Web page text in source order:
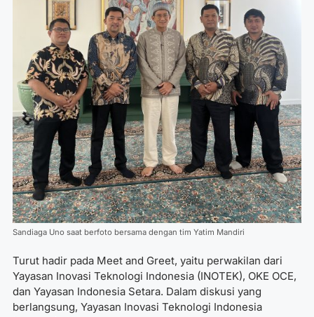
Sandiaga Uno saat berfoto bersama dengan tim Yatim Mandiri
Turut hadir pada Meet and Greet, yaitu perwakilan dari
Yayasan Inovasi Teknologi Indonesia (INOTEK), OKE OCE,
dan Yayasan Indonesia Setara. Dalam diskusi yang
berlangsung, Yayasan Inovasi Teknologi Indonesia